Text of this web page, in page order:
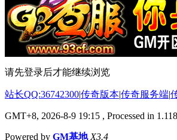
请先登录后才能继续浏览
站长QQ:36742300|传奇版本|传奇服务端|
GMT+8, 2026-8-9 19:15 , Processed in
Powered by GM基地 X3.4